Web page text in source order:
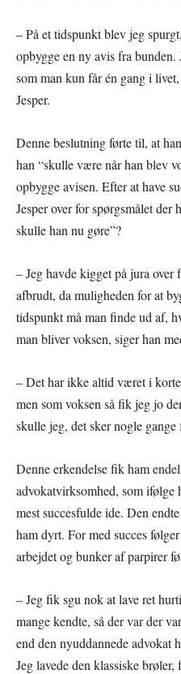
– På et tidspunkt blev jeg
opbygge en ny avis fra
som man kun får én gang i
Jesper.
Denne beslutning førte til, at
han “skulle være når han blev
opbygge avisen. Efter at have
Jesper over for spørgsmålet der
skulle han nu gøre”?
– Jeg havde kigget på jura over
afbrudt, da muligheden for at
tidspunkt må man finde ud af,
man bliver voksen, siger han
– Det har ikke altid været i
men som voksen så fik jeg jo
skulle jeg, det sker nogle gange
Denne erkendelse fik ham
advokatvirksomhed, som
mest succesfulde ide. Den
ham dyrt. For med succes
arbejdet og bunker af parpirer
– Jeg fik sgu nok at lave ret
mange kendte, så der var der
end den nyuddannede advokat
Jeg lavede den klassiske